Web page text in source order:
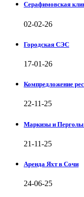
Серафимовская
02-02-26
Городская СЭС
17-01-26
Компредложение
22-11-25
Маркизы и
21-11-25
Аренда Яхт в Сочи
24-06-25